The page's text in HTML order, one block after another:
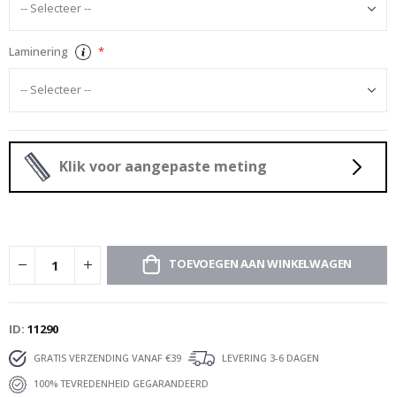
Laminering
Klik voor aangepaste meting
TOEVOEGEN AAN WINKELWAGEN
ID 11290
GRATIS VERZENDING VANAF €39
LEVERING 3-6 DAGEN
100% TEVREDENHEID GEGARANDEERD